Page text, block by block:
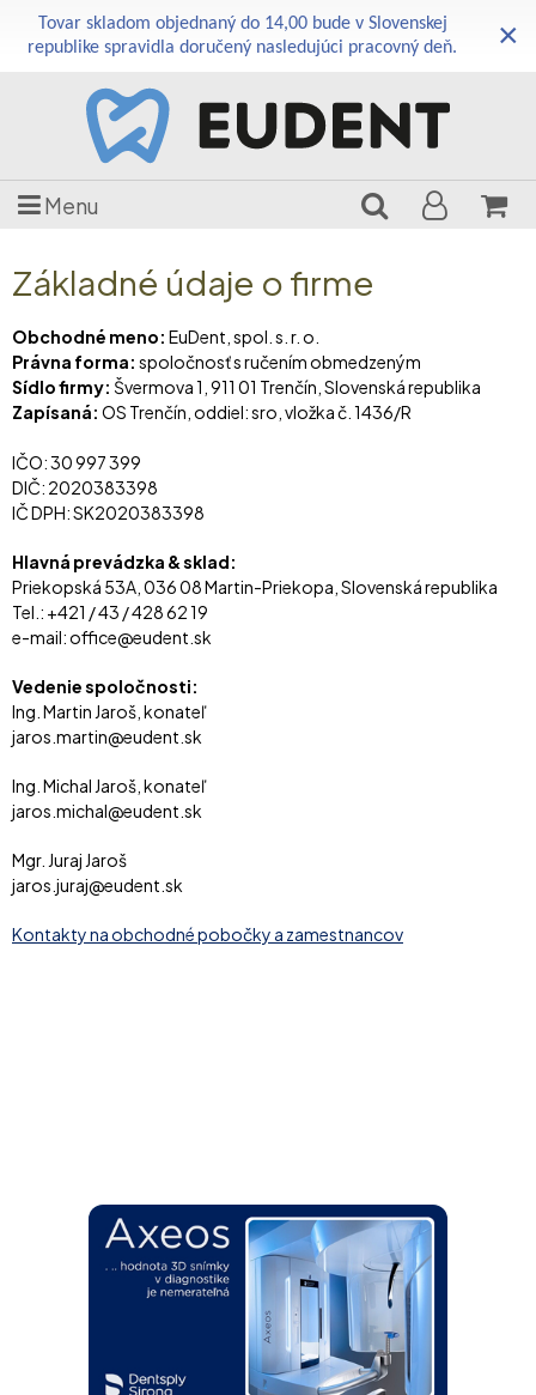
Tovar skladom objednaný do 14,00 bude v Slovenskej
republike spravidla doručený nasledujúci pracovný deň.
×
Menu
Základné údaje o firme
Obchodné meno: EuDent, spol. s. r. o.
Právna forma: spoločnosť s ručením obmedzeným
Sídlo firmy: Švermova 1, 911 01 Trenčín, Slovenská republika
Zapísaná: OS Trenčín, oddiel: sro, vložka č. 1436/R
IČO: 30 997 399
DIČ: 2020383398
IČ DPH: SK2020383398
Hlavná prevádzka & sklad:
Priekopská 53A, 036 08 Martin-Priekopa, Slovenská republika
Tel.: +421 / 43 / 428 62 19
e-mail: office@eudent.sk
Vedenie spoločnosti:
Ing. Martin Jaroš, konateľ
jaros.martin@eudent.sk
Ing. Michal Jaroš, konateľ
jaros.michal@eudent.sk
Mgr. Juraj Jaroš
jaros.juraj@eudent.sk
Kontakty na obchodné pobočky a zamestnancov